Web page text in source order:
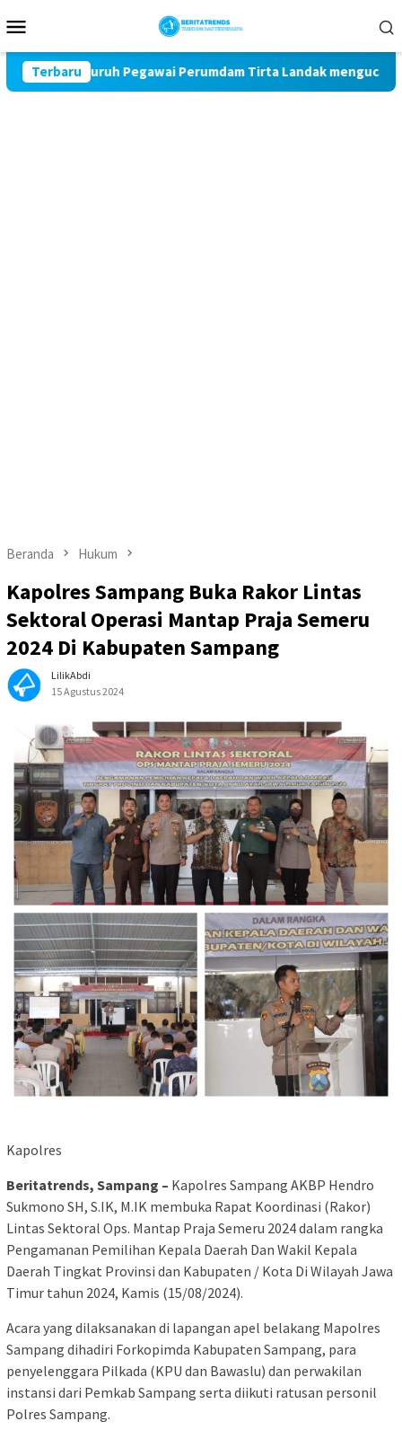
ke
Mobile
Terbaru
Seluruh Pegawai Perumdam Tirta Landak mengucapkan
Beranda Hukum
Kapolres Sampang Buka Rakor Lintas
Sektoral Operasi Mantap Praja Semeru
2024 Di Kabupaten Sampang
LilikAbdi
15 Agustus 2024
Kapolres
Beritatrends, Sampang – Kapolres Sampang AKBP Hendro
Sukmono SH, S.IK, M.IK membuka Rapat Koordinasi (Rakor)
Lintas Sektoral Ops. Mantap Praja Semeru 2024 dalam rangka
Pengamanan Pemilihan Kepala Daerah Dan Wakil Kepala
Daerah Tingkat Provinsi dan Kabupaten / Kota Di Wilayah Jawa
Timur tahun 2024, Kamis (15/08/2024).
Acara yang dilaksanakan di lapangan apel belakang Mapolres
Sampang dihadiri Forkopimda Kabupaten Sampang, para
penyelenggara Pilkada (KPU dan Bawaslu) dan perwakilan
instansi dari Pemkab Sampang serta diikuti ratusan personil
Polres Sampang.